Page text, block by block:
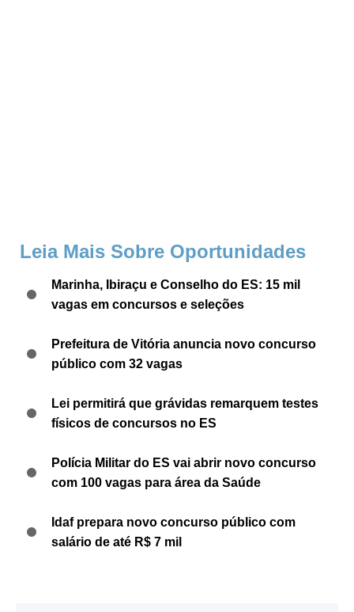
Leia Mais Sobre Oportunidades
Marinha, Ibiraçu e Conselho do ES: 15 mil
vagas em concursos e seleções
Prefeitura de Vitória anuncia novo concurso
público com 32 vagas
Lei permitirá que grávidas remarquem testes
físicos de concursos no ES
Polícia Militar do ES vai abrir novo concurso
com 100 vagas para área da Saúde
Idaf prepara novo concurso público com
salário de até R$ 7 mil